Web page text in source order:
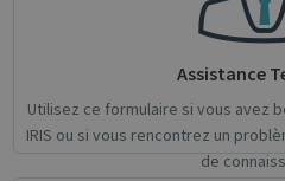
Assistance
Utilisez ce formulaire si vous avez
IRIS ou si vous rencontrez un
de
Strictly necessary cookies
functionality such as user
management. The website
properly without strictly
Name